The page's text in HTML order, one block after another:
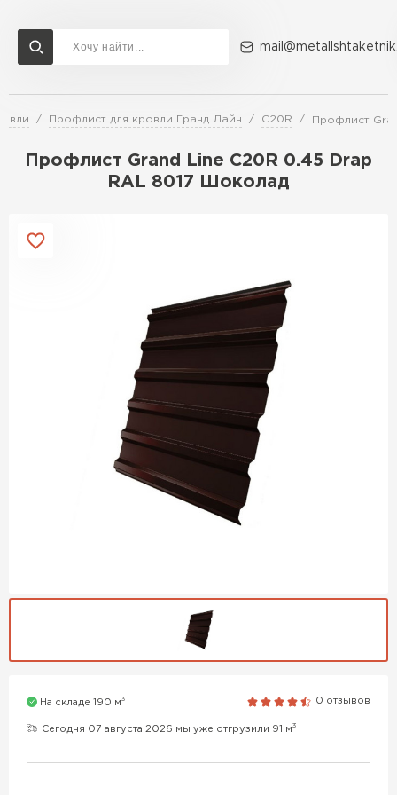
Профлист для кровли Гранд Лайн C20R Профлист
Профлист Grand Line C20R 0.45 Drap
RAL 8017 Шоколад
На складе 190 м3 0 отзывов
Сегодня 07 августа 2026 мы уже отгрузили 91 м3
Доставка и оплата Акции О компании Контакты
Перейти в каталог